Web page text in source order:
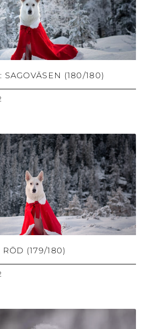
SAGOVÄSEN (180/180)
RÖD (179/180)